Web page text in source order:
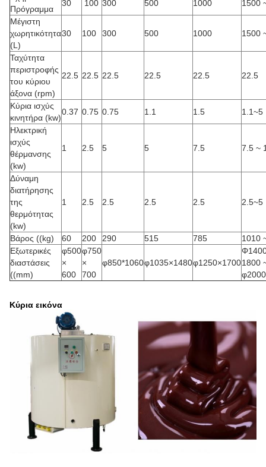
Πρόγραμμα
30 100 300 500 1000
1500
Μέγιστη
χωρητικότητα
(L)
30 100 300 500 1000 1500
Ταχύτητα
περιστροφής
του κύριου
άξονα (rpm)
22.5 22.5 22.5 22.5 22.5 22.5
Κύρια ισχύς
κινητήρα (kw)
0.37 0.75 0.75 1.1 1.5
1.1~5
Ηλεκτρική
ισχύς
θέρμανσης
(kw)
1 2.5 5 5 7.5 7.5 ~
Δύναμη
διατήρησης
της
θερμότητας
(kw)
1 2.5 2.5 2.5 2.5 2.5~5
Βάρος ((kg) 60 200 290 515 785
1010
Εξωτερικές
διαστάσεις
((mm)
φ500
×
600
φ750
×
700
φ850*1060φ1035×1480φ1250×17001800
φ2000
Κύρια εικόνα